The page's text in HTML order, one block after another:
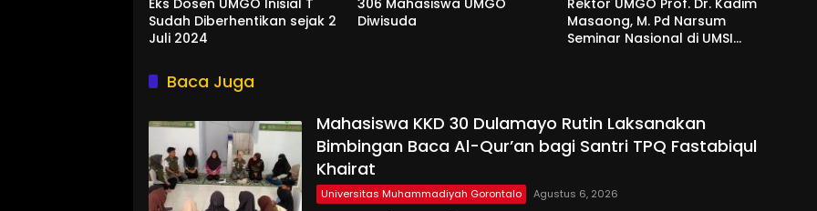
Sudah Diberhentikan sejak 2
Juli 2024
Diwisuda
Masaong, M. Pd Narsum
Seminar Nasional di UMSI
Baca Juga
Mahasiswa KKD 30 Dulamayo Rutin Laksanakan
Bimbingan Baca Al-Qur’an bagi Santri TPQ Fastabiqul
Khairat
Universitas Muhammadiyah Gorontalo Agustus 6, 2026